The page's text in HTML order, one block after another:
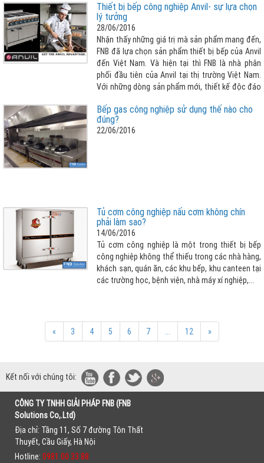
Thiết bị bếp công nghiệp Anvil- sự lựa chọn
lý tưởng
28/06/2016
Nhận thấy những giá trị mà sản phẩm mang đến,
FNB đã lựa chọn sản phẩm thiết bị bếp của Anvil
đến Việt Nam. Và hiện tại thì FNB là nhà phân
phối đầu tiên của Anvil tại thị trường Việt Nam.
Với những dòng sản phẩm mới, thiết kế độc đáo
hàng trên toàn thế giới ủng hộ.
Bếp gas công nghiệp sử dụng thế nào cho
đúng?
22/06/2016
Tủ cơm công nghiệp nấu cơm không chín
phải làm sao?
14/06/2016
Tủ cơm công nghiệp là một trong thiết bị bếp
công nghiệp không thể thiếu trong các nhà hàng,
khách sạn, quán ăn, các khu bếp, khu canteen tại
các trường học, bệnh viện, nhà máy xí nghiệp,…
« 3 4 5 6 7 ... 12 »
Kết nối với chúng tôi:
CÔNG TY TNHH GIẢI PHÁP FNB (FNB
Solutions Co,.Ltd)
Địa chỉ: Tầng 11, Số 7 đường Tôn Thất
Thuyết, Cầu Giấy, Hà Nội
Hotline: 0981 00 33 88